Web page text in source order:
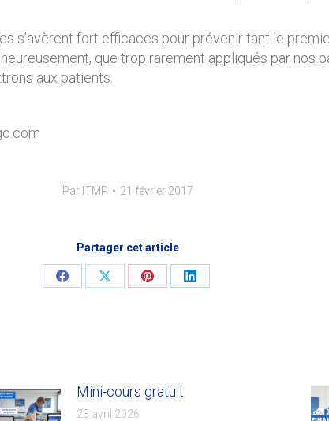
s’avèrent fort efficaces pour prévenir tant le
que trop rarement appliqués par nos
aux patients.
Par ITMP 21 février 2017
Partager cet article
Share
Share
Share
Share
Mini-cours gratuit
23 avril 2026